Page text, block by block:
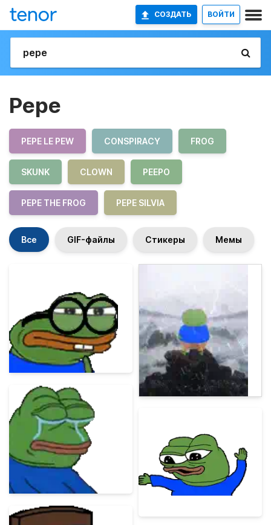
СОЗДАТЬ ВОЙТИ
Pepe
PEPE LE PEW CONSPIRACY FROG
SKUNK CLOWN PEEPO
PEPE THE FROG PEPE SILVIA
Все GIF-файлы Стикеры Мемы